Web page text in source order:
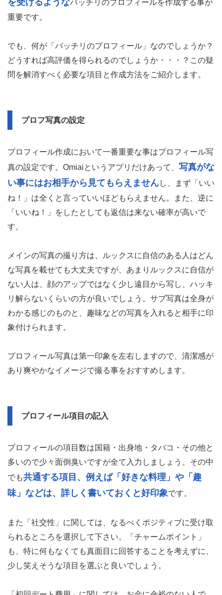
を受けるようなバッチリのプロフィールを作成する事が
重要です。
でも、何が「バッチリのプロフィール」なのでしょうか？
どうすれば高評価を得られるのでしょうか・・・？この疑
問を解消すべく必要な項目と作成方法をご紹介します。
プロフ写真の設定
プロフィール作成において一番重要な事はプロフィール写
真の設定です。Omiaiというアプリだけあって、 写真がな
い事にはお相手から見てもらえませんし、まず「いい
ね！」は全くと言っていいほどもらえません。また、逆に
「いいね！」をしたとしても返信は来ない確率が高いで
す。
メインの写真の撮り方は、ルックスに自信のある人はどん
な写真を載せても大丈夫ですが、あまりルックスに自信が
ない人は、顔のアップではなく少し遠目から写し、ハッキ
リ解らないくらいの方が良いでしょう。サブ写真は全身が
わかる感じのものと、趣味などの写真を入れると相手に印
象付けられます。
プロフィール写真は第一印象を左右しますので、清潔感が
あり爽やかなイメージで撮る事をおすすめします。
プロフィール項目の記入
プロフィールの項目数は国籍・出身地・タバコ・その他と
多いので少々面倒臭いですが全て入力しましょう。その中
でも共通する項目、例えば「好きな料理」や「趣
味」などは、詳しく書いておくと好印象です。
また「社交性」に関しては、なるべくポジティブに受け取
られるところを選択して下さい。「チャームポイント」
も、特に何もなくても真面目に回答することを考えずに、
少し笑えそうな項目を選ぶと良いでしょう。